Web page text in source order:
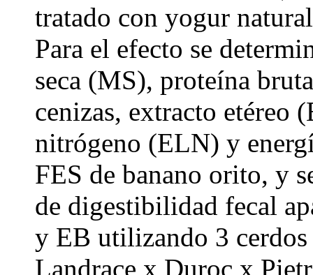
tratado con yogur
Para el efecto se
seca (MS), proteína
cenizas, extracto etéreo
nitrógeno (ELN) y
FES de banano orito, y
de digestibilidad fecal
y EB utilizando 3 cerdos
Landrace x Duroc x